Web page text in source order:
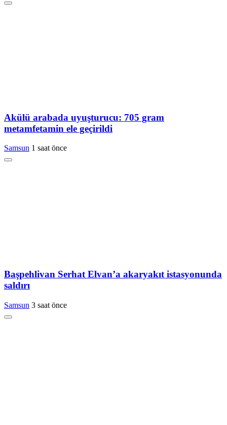
Akülü arabada uyuşturucu: 705 gram
metamfetamin ele geçirildi
Samsun 1 saat önce
Başpehlivan Serhat Elvan’a akaryakıt istasyonunda
saldırı
Samsun 3 saat önce